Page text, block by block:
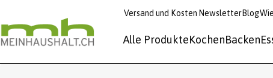
Versand und Kosten NewsletterBlog
Alle ProdukteKochenBacken